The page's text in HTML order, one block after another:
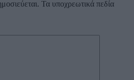
Τα υποχρεωτικά πεδία